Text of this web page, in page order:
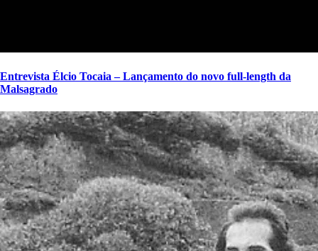
Entrevista Élcio Tocaia – Lançamento do novo full-length da
Malsagrado